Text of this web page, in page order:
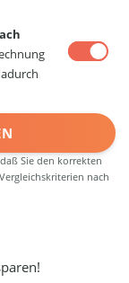
Sie den korrekten
nach